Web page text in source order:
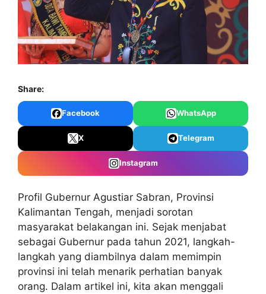
Share:
Facebook WhatsApp
X Telegram
Instagram
Profil Gubernur Agustiar Sabran, Provinsi
Kalimantan Tengah, menjadi sorotan
masyarakat belakangan ini. Sejak menjabat
sebagai Gubernur pada tahun 2021, langkah-
langkah yang diambilnya dalam memimpin
provinsi ini telah menarik perhatian banyak
orang. Dalam artikel ini, kita akan menggali